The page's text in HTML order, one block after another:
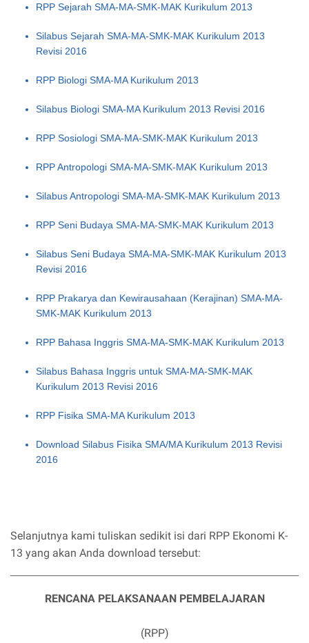
RPP Sejarah SMA-MA-SMK-MAK Kurikulum 2013
Silabus Sejarah SMA-MA-SMK-MAK Kurikulum 2013
Revisi 2016
RPP Biologi SMA-MA Kurikulum 2013
Silabus Biologi SMA-MA Kurikulum 2013 Revisi 2016
RPP Sosiologi SMA-MA-SMK-MAK Kurikulum 2013
RPP Antropologi SMA-MA-SMK-MAK Kurikulum 2013
Silabus Antropologi SMA-MA-SMK-MAK Kurikulum 2013
RPP Seni Budaya SMA-MA-SMK-MAK Kurikulum 2013
Silabus Seni Budaya SMA-MA-SMK-MAK Kurikulum 2013
Revisi 2016
RPP Prakarya dan Kewirausahaan (Kerajinan) SMA-MA-
SMK-MAK Kurikulum 2013
RPP Bahasa Inggris SMA-MA-SMK-MAK Kurikulum 2013
Silabus Bahasa Inggris untuk SMA-MA-SMK-MAK
Kurikulum 2013 Revisi 2016
RPP Fisika SMA-MA Kurikulum 2013
Download Silabus Fisika SMA/MA Kurikulum 2013 Revisi
2016
Selanjutnya kami tuliskan sedikit isi dari RPP Ekonomi K-
13 yang akan Anda download tersebut:
RENCANA PELAKSANAAN PEMBELAJARAN
(RPP)